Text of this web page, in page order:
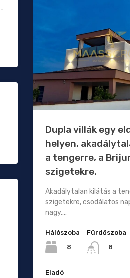
Dupla villák egy
helyen,
a tengerre, a
szigetekre.
Akadálytalan kilátás a
szigetekre, csodálatos
nagy,…
Hálószoba
8
Fürdőszoba
8
Eladó